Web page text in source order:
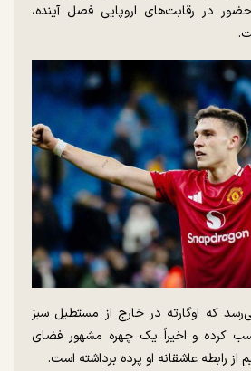
در رقابت‌های اروپایی فصل آینده،
که اوگارته در خارج از مستطیل سبز
کرده و اخیراً یک چهره مشهور فضای
رابطه عاشقانه او پرده برداشته است.